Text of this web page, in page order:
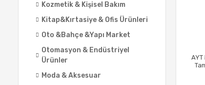
Kozmetik & Kişisel Bakım
Kitap&Kırtasiye & Ofis Ürünleri
Oto &Bahçe &Yapı Market
Otomasyon & Endüstriyel
Ürünler
Moda & Aksesuar